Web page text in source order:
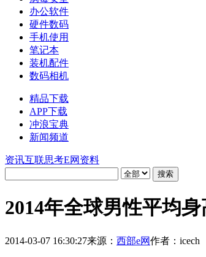
办公软件
硬件数码
手机使用
笔记本
装机配件
数码相机
精品下载
APP下载
冲浪宝典
新闻频道
资讯互联思考E网资料
2014年全球男性平均身
2014-03-07 16:30:27来源： 西部e网作者：icech